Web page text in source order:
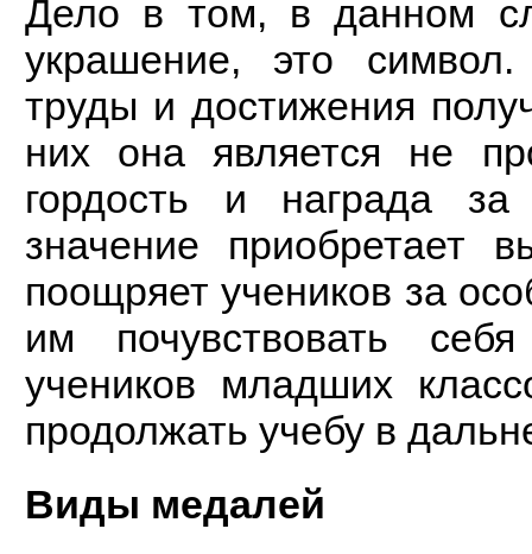
Дело в том, в данном
украшение, это
труды и достижения
них она является не
гордость и награда
значение приобретает
поощряет учеников за
им почувствовать
учеников младших
продолжать учебу в
Виды медалей